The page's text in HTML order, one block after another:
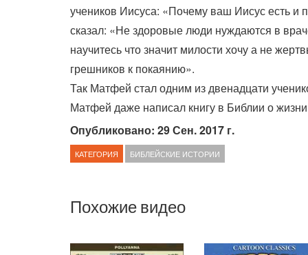
учеников Иисуса: «Почему ваш Иисус есть и
сказал: «Не здоровые люди нуждаются в
научитесь что значит милости хочу а не
грешников к покаянию».
Так Матфей стал одним из двенадцати
Матфей даже написал книгу в Библии о
Опубликовано: 29 Сен. 2017 г.
КАТЕГОРИЯ БИБЛЕЙСКИЕ ИСТОРИИ
Похожие видео